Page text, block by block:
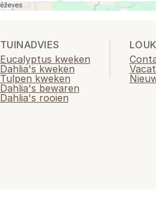
TUINADVIES
Eucalyptus kweken
Dahlia's kweken
Tulpen kweken
Dahlia's bewaren
Dahlia's rooien